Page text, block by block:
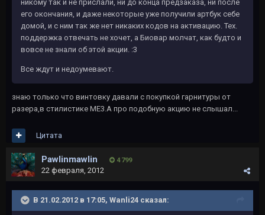
никому так и не прислали, ни до конца предзаказа, ни после
его окончания, и даже некоторые уже получили артбук себе
домой, и с ним так же нет никаких кодов на активацию. Тех.
поддержка отвечать не хочет, а Биовар молчат, как будто и
вовсе не знали об этой акции. :3
Все ждут и недоумевают.
знаю только что винтовку давали с покупкой гарнитуры от
разера,в стилистике МЕ3.А про подобную акцию не слышал...
Цитата
Pawlinmawlin 4 799
22 февраля, 2012
В 21.02.2012 в 17:05, Wanli24 сказал: